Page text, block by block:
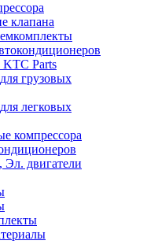
клапана
Parts
грузовых
легковых
компрессора
Эл. двигатели